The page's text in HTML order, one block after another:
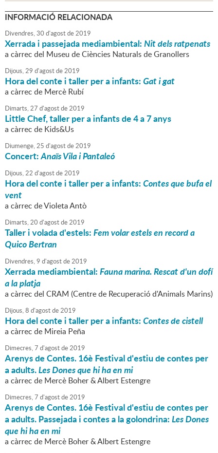
INFORMACIÓ RELACIONADA
Divendres,30 d'agostde2019
Xerrada i passejada mediambiental:Nit dels ratpenats
a càrrec del Museu de Ciències Naturals de Granollers
Dijous,29 d'agostde2019
Hora del conte i taller per a infants:Gat i gat
a càrrec de Mercè Rubí
Dimarts,27 d'agostde2019
Little Chef, taller per a infants de 4 a 7 anys
a càrrec de Kids&Us
Diumenge,25 d'agostde2019
Concert:Anaïs Vila i Pantaleó
Dijous,22 d'agostde2019
Hora del conte i taller per a infants:Contes que bufa el
vent
a càrrec de Violeta Antò
Dimarts,20 d'agostde2019
Taller i volada d'estels:Fem volar estels en record a
Quico Bertran
Divendres,9 d'agostde2019
Xerrada mediambiental:Fauna marina. Rescat d'un dofí
a la platja
a càrrec del CRAM (Centre de Recuperació d'Animals Marins)
Dijous,8 d'agostde2019
Hora del conte i taller per a infants:Contes de cistell
a càrrec de Mireia Peña
Dimecres,7 d'agostde2019
Arenys de Contes. 16è Festival d'estiu de contes per
a adults.Les Dones que hi ha en mi
a càrrec de Mercè Boher & Albert Estengre
Dimecres,7 d'agostde2019
Arenys de Contes. 16è Festival d'estiu de contes per
a adults. Passejada i contes a la golondrina:Les Dones
que hi ha en mi
a càrrec de Mercè Boher & Albert Estengre